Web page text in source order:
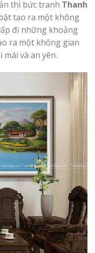
thì bức tranh Thanh
tạo ra một không
đi những khoảng
ra một không gian
và an yên.